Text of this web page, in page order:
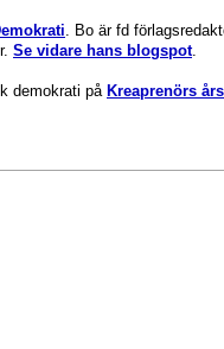
. Bo är fd
Se vidare hans blogspot.
demokrati på Kreaprenörs